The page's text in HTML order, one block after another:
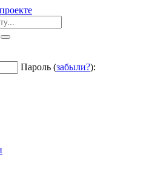
Пароль (забыли?):